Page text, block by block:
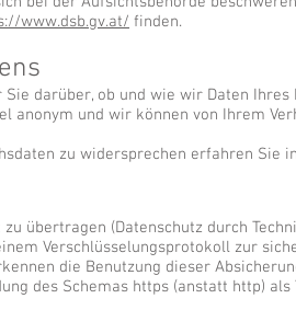
www.dsb.gv.at/ finden.
darüber, ob und wie wir Daten Ihres
anonym und wir können von Ihrem
zu widersprechen erfahren Sie
übertragen (Datenschutz durch
Verschlüsselungsprotokoll zur
die Benutzung dieser
des Schemas https (anstatt http)